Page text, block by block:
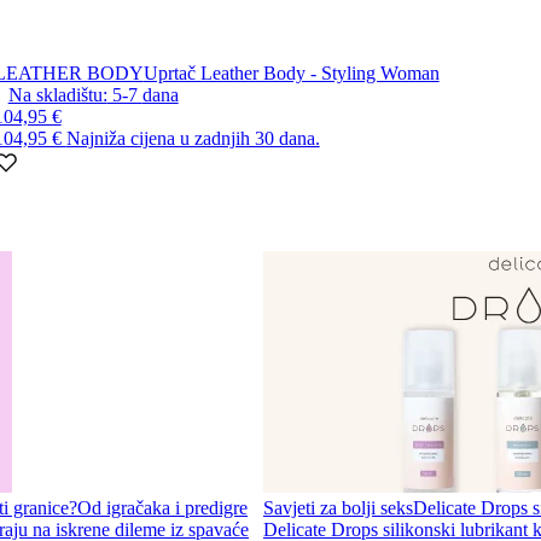
BODYUprtač Leather Body - Styling Woman
Na skladištu: 5-7 dana
€
€ Najniža cijena u zadnjih 30 dana.
granice?Od igračaka i predigre
na iskrene dileme iz spavaće
Savjeti za bolji seksDelicate Drops
Delicate Drops silikonski lubrikant